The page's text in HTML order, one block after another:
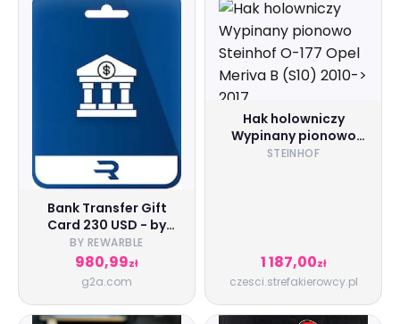
Bank Transfer Gift
Card 230 USD - by
Rewarble Key - GLOBAL
BY REWARBLE
980,99zł
g2a.com
Hak holowniczy
Wypinany pionowo
Steinhof O-177 Opel
STEINHOF
1 187,00zł
czesci.strefakierowcy.pl